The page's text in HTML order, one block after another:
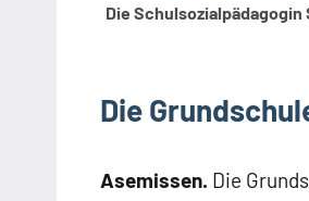
Die
Die
Asemissen. Die